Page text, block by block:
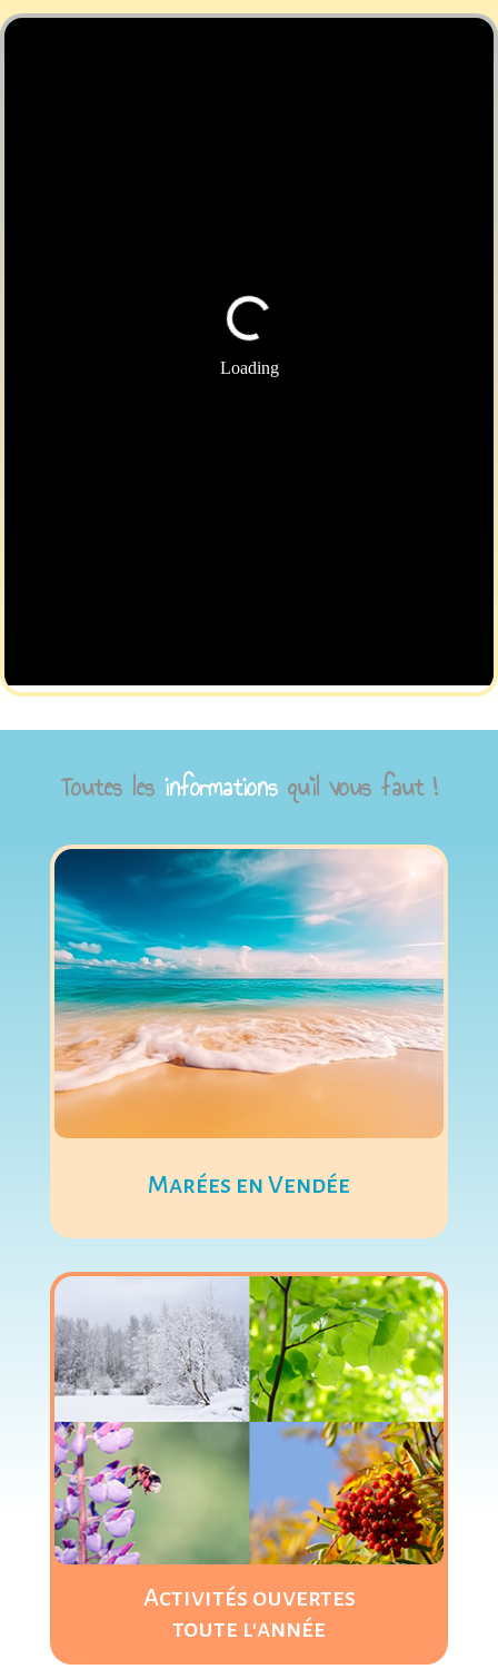
Toutes les informationsqu’il vous faut !
Marées en Vendée
Activités ouvertes
toute l'année